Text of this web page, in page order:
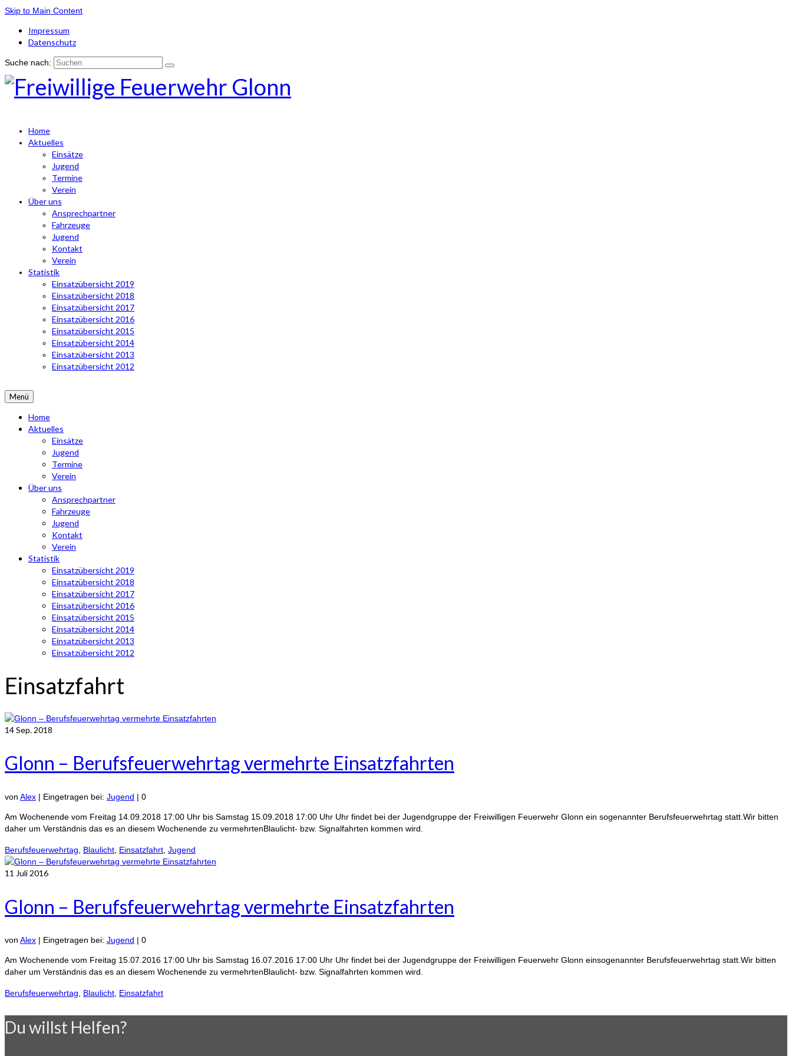
Skip to Main Content
Impressum
Datenschutz
Suche nach:
Home
Aktuelles
Einsätze
Jugend
Termine
Verein
Über uns
Ansprechpartner
Fahrzeuge
Jugend
Kontakt
Verein
Statistik
Einsatzübersicht 2019
Einsatzübersicht 2018
Einsatzübersicht 2017
Einsatzübersicht 2016
Einsatzübersicht 2015
Einsatzübersicht 2014
Einsatzübersicht 2013
Einsatzübersicht 2012
Menü
Home
Aktuelles
Einsätze
Jugend
Termine
Verein
Über uns
Ansprechpartner
Fahrzeuge
Jugend
Kontakt
Verein
Statistik
Einsatzübersicht 2019
Einsatzübersicht 2018
Einsatzübersicht 2017
Einsatzübersicht 2016
Einsatzübersicht 2015
Einsatzübersicht 2014
Einsatzübersicht 2013
Einsatzübersicht 2012
Einsatzfahrt
14Sep. 2018
Glonn – Berufsfeuerwehrtag vermehrte Einsatzfahrten
von Alex | Eingetragen bei: Jugend | 0
Am Wochenende vom Freitag 14.09.2018 17:00 Uhr bis Samstag 15.09.2018 17:00 Uhr Uhr findet bei der Jugendgruppe der Freiwilligen Feuerwehr Glonn ein sogenannter Berufsfeuerwehrtag statt.Wir bitten
daher um Verständnis das es an diesem Wochenende zu vermehrtenBlaulicht- bzw. Signalfahrten kommen wird.
Berufsfeuerwehrtag Blaulicht Einsatzfahrt Jugend
11 Juli 2016
Glonn – Berufsfeuerwehrtag vermehrte Einsatzfahrten
von Alex | Eingetragen bei: Jugend | 0
Am Wochenende vom Freitag 15.07.2016 17:00 Uhr bis Samstag 16.07.2016 17:00 Uhr Uhr findet bei der Jugendgruppe der Freiwilligen Feuerwehr Glonn einsogenannter Berufsfeuerwehrtag statt.Wir bitten
daher um Verständnis das es an diesem Wochenende zu vermehrtenBlaulicht- bzw. Signalfahrten kommen wird.
Berufsfeuerwehrtag Blaulicht Einsatzfahrt
Du willst Helfen?